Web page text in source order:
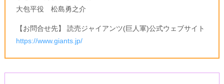
大包平役 松島勇之介
【お問合せ先】 読売ジャイアンツ(巨人軍)公式ウェブサイト
https://www.giants.jp/